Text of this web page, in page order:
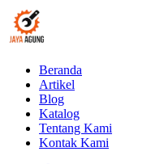
Beranda
Artikel
Blog
Katalog
Tentang Kami
Kontak Kami